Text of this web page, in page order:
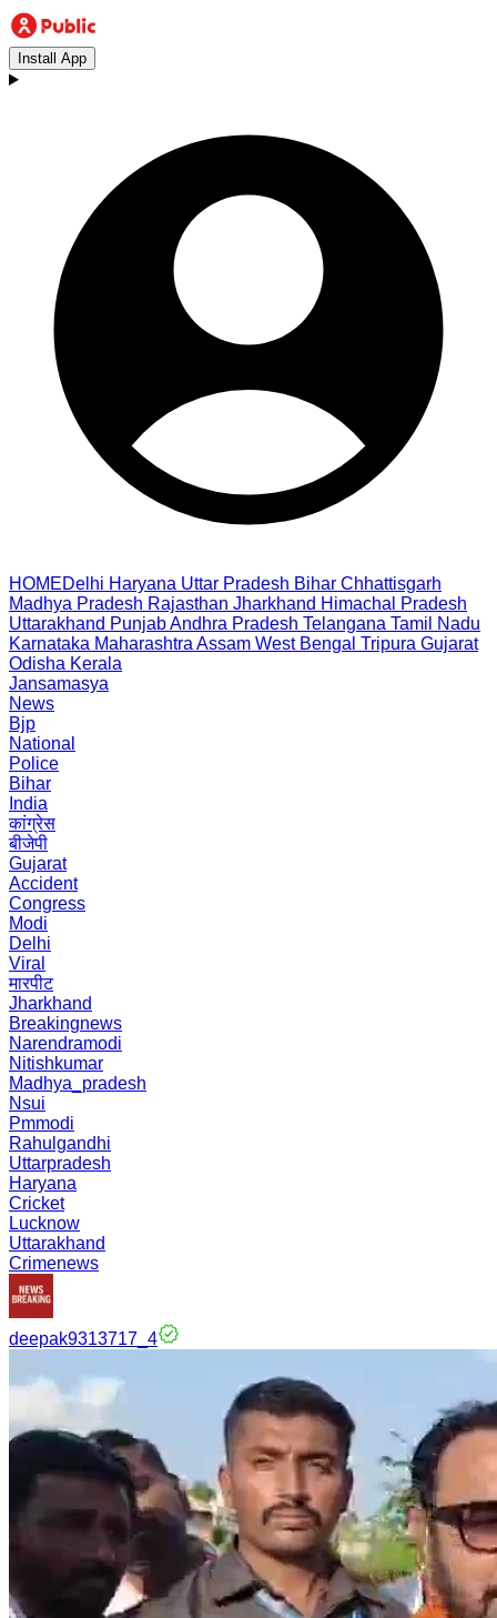
Install App
HOMEDelhi Haryana Uttar Pradesh Bihar Chhattisgarh
Madhya Pradesh Rajasthan Jharkhand Himachal Pradesh
Uttarakhand PunjabAndhra Pradesh Telangana Tamil Nadu
Karnataka Maharashtra Assam West Bengal Tripura Gujarat
Odisha Kerala
Jansamasya
News
Bjp
National
Police
Bihar
India
कांग्रेस
बीजेपी
Gujarat
Accident
Congress
Modi
Delhi
Viral
मारपीट
Jharkhand
Breakingnews
Narendramodi
Nitishkumar
Madhya_pradesh
Nsui
Pmmodi
Rahulgandhi
Uttarpradesh
Haryana
Cricket
Lucknow
Uttarakhand
Crimenews
deepak9313717_4